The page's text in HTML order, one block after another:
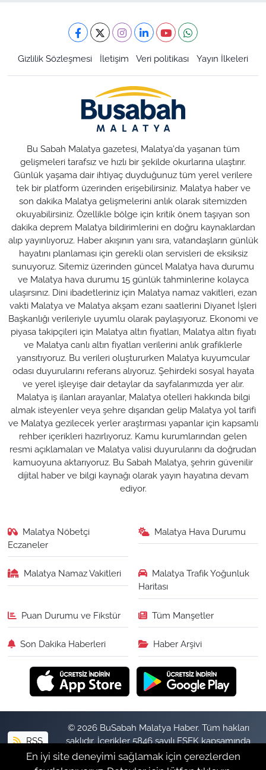
Gizlilik Sözleşmesi İletişim Veri politikası Yayın İlkeleri
Bu Sabah Malatya gazetesi, Malatya'da yaşanan tüm
gelişmeleri tarafsız ve hızlı bir şekilde okurlarına ulaştırır.
Günlük yaşama dair ihtiyaç duyduğunuz tüm yerel verilere
tek bir platform üzerinden erişebilirsiniz. Malatya haber ve
son dakika Malatya gelişmelerini anlık olarak sitemizden
okuyabilirsiniz. Özellikle bölge için kritik önem taşıyan son
dakika deprem Malatya bildirimlerini en doğru kaynaklardan
alıp yayınlıyoruz. Haber akışının yanı sıra, vatandaşların günlük
hayatını planlaması için gerekli olan servisleri de eksiksiz
sunuyoruz. Sitemiz üzerinden güncel Malatya hava durumu
ve Malatya hava durumu 15 günlük tahminlerine kolayca
ulaşırsınız. Dini ibadetleriniz için Malatya namaz vakitleri, ezan
vakti Malatya ve Malatya akşam ezanı saatlerini Diyanet İşleri
Başkanlığı verileriyle uyumlu olarak paylaşıyoruz. Ekonomi ve
piyasa takipçileri için Malatya altın fiyatları, Malatya altın fiyatı
ve Malatya canlı altın fiyatları verilerini anlık grafiklerle
yansıtıyoruz. Bu verileri oluştururken Malatya kuyumcular
odası duyurularını referans alıyoruz. Şehirdeki sosyal hayata
ve yerel işleyişe dair detaylar da sayfalarımızda yer alır.
Malatya iş ilanları arayanlar, Malatya otelleri hakkında bilgi
almak isteyenler veya şehre dışarıdan gelip Malatya yol tarifi
ve Malatya gezilecek yerler araştırması yapanlar için kapsamlı
rehber içerikleri hazırlıyoruz. Kamu kurumlarından gelen
resmi açıklamaları ve Malatya valisi duyurularını da doğrudan
kamuoyuna aktarıyoruz. Bu Sabah Malatya, şehrin güvenilir
dijital haber ve bilgi kaynağı olarak yayın hayatına devam
ediyor.
Malatya Nöbetçi
Eczaneler
Malatya Hava Durumu
Malatya Namaz Vakitleri
Malatya Trafik Yoğunluk
Haritası
Puan Durumu ve Fikstür Tüm Manşetler
Son Dakika Haberleri Haber Arşivi
RSS
© 2026 BuSabah Malatya Haber. Tüm hakları
saklıdır. İçerikler 5846 sayılı FSEK kapsamında
izinsiz kopyalanamaz.
En iyi site deneyimi sağlamak için çerezlerden